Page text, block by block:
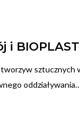
i
sztucznych